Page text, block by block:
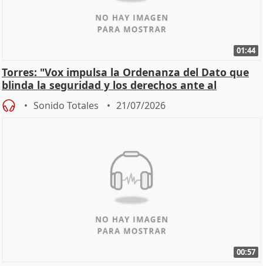
01:44
Torres: "Vox impulsa la Ordenanza del Dato que
blinda la seguridad y los derechos ante al
control"
Sonido Totales 21/07/2026
00:57